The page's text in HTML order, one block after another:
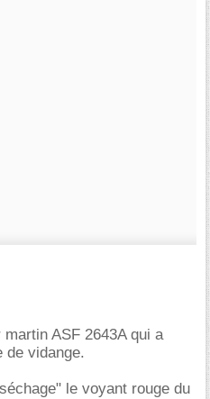
ASF 2643A qui a
de vidange.
le voyant rouge du